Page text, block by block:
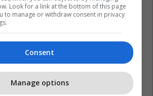
Look for a link at the bottom of this page
to manage or withdraw consent in privacy
Consent
Manage options